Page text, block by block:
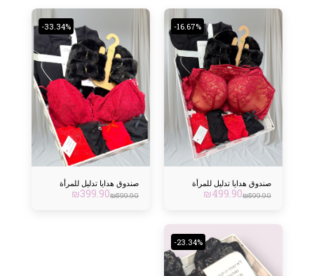
-16.67%
صندوق هدايا تدليل للمرأة
₪599.90
₪499.90
-33.34%
صندوق هدايا تدليل للمرأة
₪599.90
₪399.90
-23.34%